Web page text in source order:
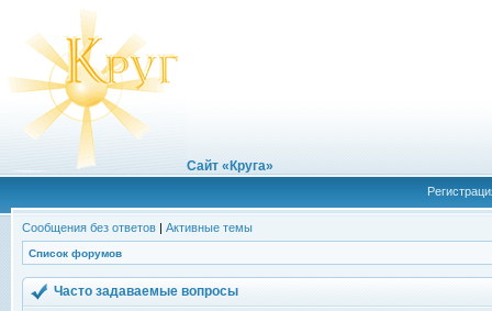
Сайт «Круга»
Сообщения без ответов | Активные темы
Список форумов
Часто задаваемые вопросы